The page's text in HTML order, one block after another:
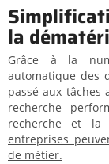
la
Grâce à la
automatique des
passé aux tâches
recherche
recherche et la
entreprises
de métier.